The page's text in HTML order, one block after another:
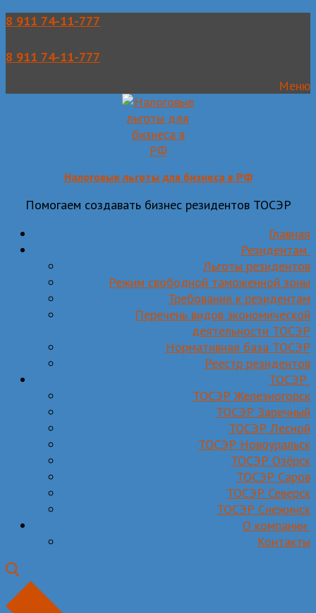
Перейти
содержимому
Меню
Закрыть
8 911 74-11-777
8 911 74-11-777
Меню
Налоговые льготы для бизнеса в РФ
Помогаем создавать бизнес резидентов ТОСЭР
Главная
Резидентам
Льготы резидентов
Режим свободной таможенной зоны
Требования к резидентам
Перечень видов экономической
деятельности ТОСЭР
Нормативная база ТОСЭР
Реестр резидентов
ТОСЭР
ТОСЭР Железногорск
ТОСЭР Заречный
ТОСЭР Лесной
ТОСЭР Новоуральск
ТОСЭР Озёрск
ТОСЭР Саров
ТОСЭР Северск
ТОСЭР Снежинск
О компании
Контакты